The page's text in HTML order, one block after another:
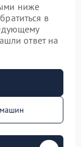
ниже
в
ответ на